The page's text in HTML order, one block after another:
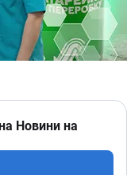
Новини на